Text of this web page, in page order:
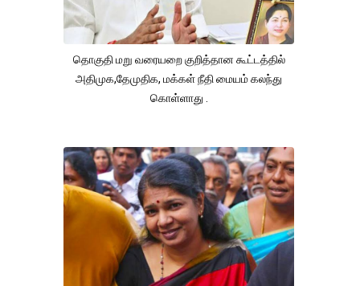
தொகுதி மறு வரையறை குறித்தான கூட்டத்தில்
அதிமுக,தேமுதிக, மக்கள் நீதி மையம் கலந்து
கொள்ளாது .